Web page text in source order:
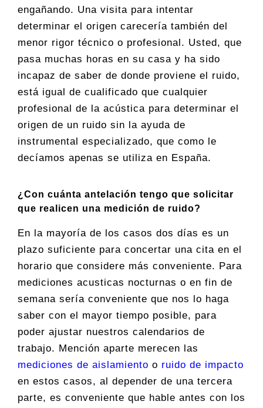
engañando. Una visita para intentar
determinar el origen carecería también del
menor rigor técnico o profesional. Usted, que
pasa muchas horas en su casa y ha sido
incapaz de saber de donde proviene el ruido,
está igual de cualificado que cualquier
profesional de la acústica para determinar el
origen de un ruido sin la ayuda de
instrumental especializado, que como le
decíamos apenas se utiliza en España.
¿Con cuánta antelación tengo que solicitar
que realicen una medición de ruido?
En la mayoría de los casos dos días es un
plazo suficiente para concertar una cita en el
horario que considere más conveniente. Para
mediciones acusticas nocturnas o en fin de
semana sería conveniente que nos lo haga
saber con el mayor tiempo posible, para
poder ajustar nuestros calendarios de
trabajo. Mención aparte merecen las
mediciones de aislamiento o ruido de impacto
en estos casos, al depender de una tercera
parte, es conveniente que hable antes con los